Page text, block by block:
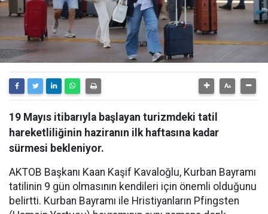
19 Mayıs itibarıyla başlayan turizmdeki tatil
hareketliliğinin haziranın ilk haftasına kadar
sürmesi bekleniyor.
AKTOB Başkanı Kaan Kaşif Kavaloğlu, Kurban Bayramı
tatilinin 9 gün olmasının kendileri için önemli olduğunu
belirtti. Kurban Bayramı ile Hristiyanların Pfingsten